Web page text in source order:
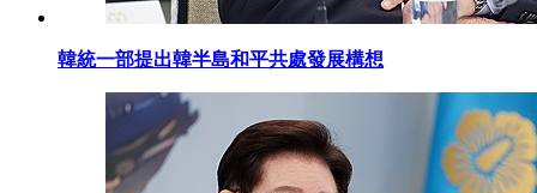
韓統一部提出韓半島和平共處發展構想